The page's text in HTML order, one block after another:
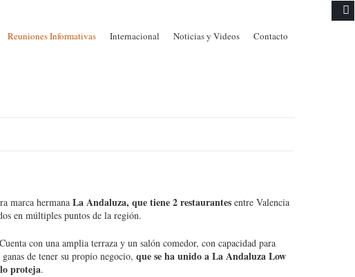
Reuniones Informativas Internacional Noticias y Videos Contacto
marca hermana La Andaluza, que tiene 2 restaurantes entre Valencia
en múltiples puntos de la región.
con una amplia terraza y un salón comedor, con capacidad para
de tener su propio negocio, que se ha unido a La Andaluza Low
proteja.